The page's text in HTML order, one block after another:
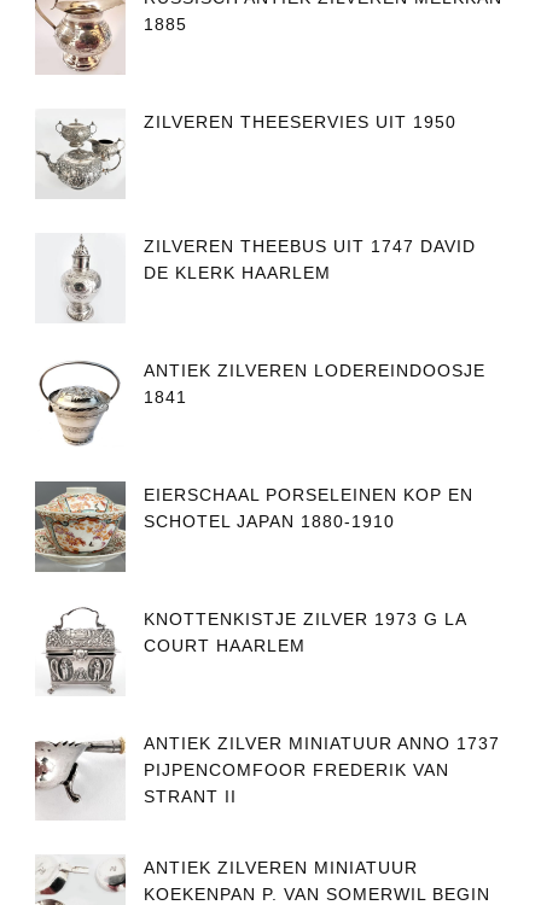
1885
ZILVEREN THEESERVIES UIT 1950
ZILVEREN THEEBUS UIT 1747 DAVID
DE KLERK HAARLEM
ANTIEK ZILVEREN LODEREINDOOSJE
1841
EIERSCHAAL PORSELEINEN KOP EN
SCHOTEL JAPAN 1880-1910
KNOTTENKISTJE ZILVER 1973 G LA
COURT HAARLEM
ANTIEK ZILVER MINIATUUR ANNO 1737
PIJPENCOMFOOR FREDERIK VAN
STRANT II
ANTIEK ZILVEREN MINIATUUR
KOEKENPAN P. VAN SOMERWIL BEGIN